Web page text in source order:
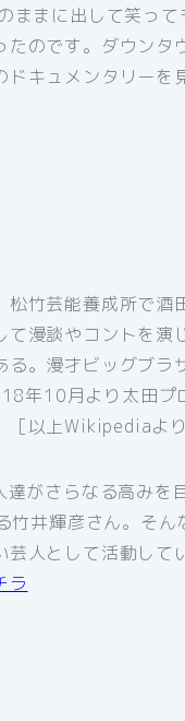
ままに出して笑っ
たのです。ダウン
キュメンタリーを
竹芸能養成所で酒
漫談やコントを演
。漫才ビッグブ
年10月より太田プ
［以上Wikipediaより
がさらなる高みを
竹井輝彦さん。そ
人として活動して
ラ